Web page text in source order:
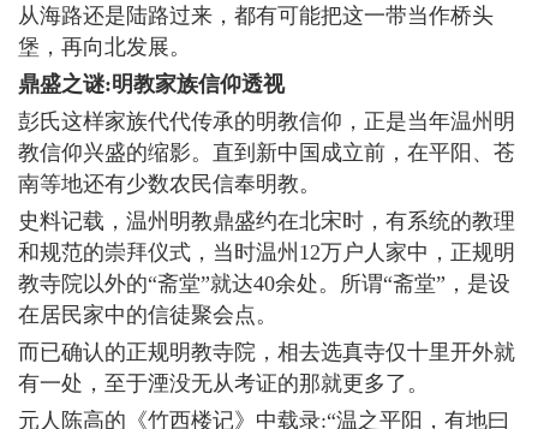
从海路还是陆路过来，都有可能把这一带当作桥头
堡，再向北发展。
鼎盛之谜:明教家族信仰透视
彭氏这样家族代代传承的明教信仰，正是当年温州明
教信仰兴盛的缩影。直到新中国成立前，在平阳、苍
南等地还有少数农民信奉明教。
史料记载，温州明教鼎盛约在北宋时，有系统的教理
和规范的崇拜仪式，当时温州12万户人家中，正规明
教寺院以外的“斋堂”就达40余处。所谓“斋堂”，是设
在居民家中的信徒聚会点。
而已确认的正规明教寺院，相去选真寺仅十里开外就
有一处，至于湮没无从考证的那就更多了。
元人陈高的《竹西楼记》中载录:“温之平阳，有地曰